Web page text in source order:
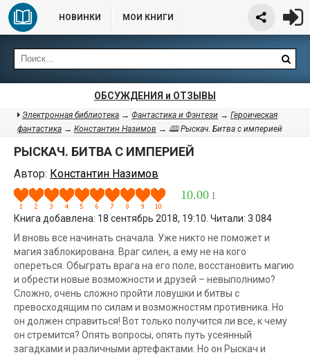
НОВИНКИ МОИ КНИГИ
ОБСУЖДЕНИЯ и ОТЗЫВЫ
Электронная библиотека → Фантастика и Фэнтези → Героическая
фантастика → Константин Назимов → 🕮 Рыскач. Битва с империей
РЫСКАЧ. БИТВА С ИМПЕРИЕЙ
Автор: Константин Назимов
10.00 1
Книга добавлена: 18 сентябрь 2018, 19:10. Читали: 3 084
И вновь все начинать сначала. Уже никто не поможет и
магия заблокирована. Враг силен, а ему не на кого
опереться. Обыграть врага на его поле, восстановить магию
и обрести новые возможности и друзей – невыполнимо?
Сложно, очень сложно пройти ловушки и битвы с
превосходящим по силам и возможностям противника. Но
он должен справиться! Вот только получится ли все, к чему
он стремится? Опять вопросы, опять путь усеянный
загадками и различными артефактами. Но он Рыскач и